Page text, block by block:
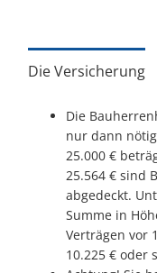
Die Versicherung
Die
nur dann
25.000 €
25.564 € sind
abgedeckt.
Summe in
Verträgen vor
10.225 € oder